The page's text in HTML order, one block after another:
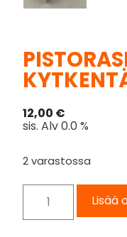
12,00 €
sis. Alv 0.0 %
2 varastossa
Lisää